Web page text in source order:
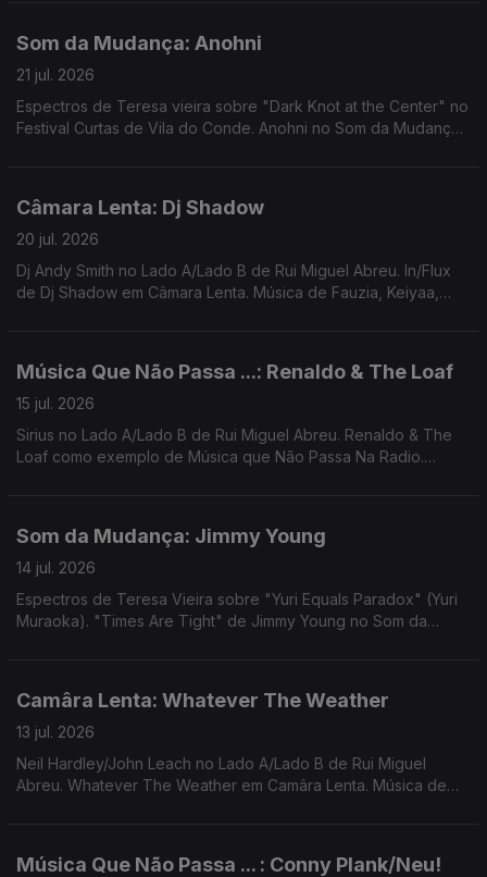
Som da Mudança: Anohni
21 jul. 2026
Espectros de Teresa vieira sobre "Dark Knot at the Center" no
Festival Curtas de Vila do Conde. Anohni no Som da Mudança.
Câmara Lenta: Dj Shadow
20 jul. 2026
Dj Andy Smith no Lado A/Lado B de Rui Miguel Abreu. In/Flux
de Dj Shadow em Câmara Lenta. Música de Fauzia, Keiyaa,
Música Que Não Passa ...: Renaldo & The Loaf
15 jul. 2026
Sirius no Lado A/Lado B de Rui Miguel Abreu. Renaldo & The
Loaf como exemplo de Música que Não Passa Na Radio.
Som da Mudança: Jimmy Young
14 jul. 2026
Espectros de Teresa Vieira sobre "Yuri Equals Paradox" (Yuri
Muraoka). "Times Are Tight" de Jimmy Young no Som da
Camâra Lenta: Whatever The Weather
13 jul. 2026
Neil Hardley/John Leach no Lado A/Lado B de Rui Miguel
Abreu. Whatever The Weather em Camâra Lenta. Música de
Música Que Não Passa ... : Conny Plank/Neu!